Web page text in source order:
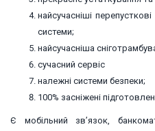
найсучасніші
системи;
найсучасніша
сучасний сервіс
належні системи безпеки;
100% засніжені
Є мобільний зв’язок,